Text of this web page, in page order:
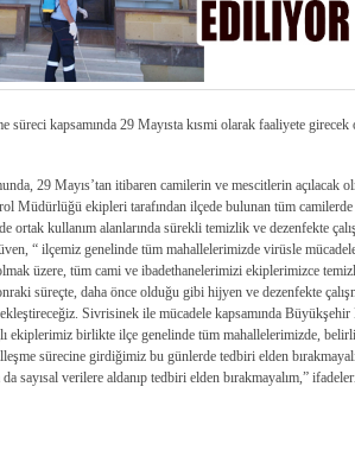
kapsamında 29 Mayısta kısmi olarak faaliyete girecek
29 Mayıs’tan itibaren camilerin ve mescitlerin açılacak
Müdürlüğü ekipleri tarafından ilçede bulunan tüm camilerde
ortak kullanım alanlarında sürekli temizlik ve dezenfekte
“ ilçemiz genelinde tüm mahallelerimizde virüsle
üzere, tüm cami ve ibadethanelerimizi ekiplerimizce
süreçte, daha önce olduğu gibi hijyen ve dezenfekte
Sivrisinek ile mücadele kapsamında
birlikte ilçe genelinde tüm mahallelerimizde, belirli
sürecine girdiğimiz bu günlerde tedbiri elden
da sayısal verilere aldanıp tedbiri elden bırakmayalım,”